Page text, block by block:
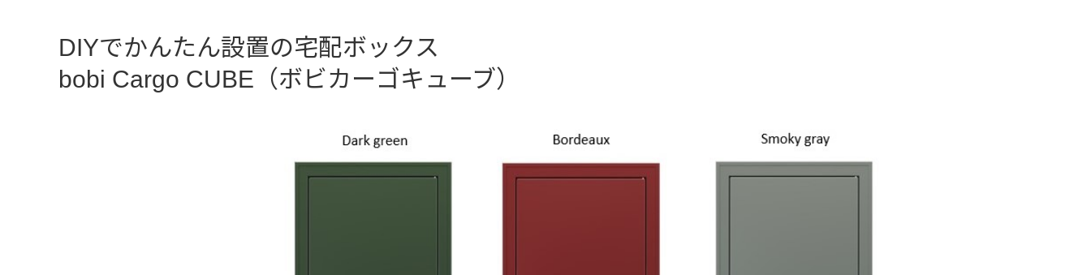
DIYでかんたん設置の宅配ボックス
bobi Cargo CUBE（ボビカーゴキューブ）